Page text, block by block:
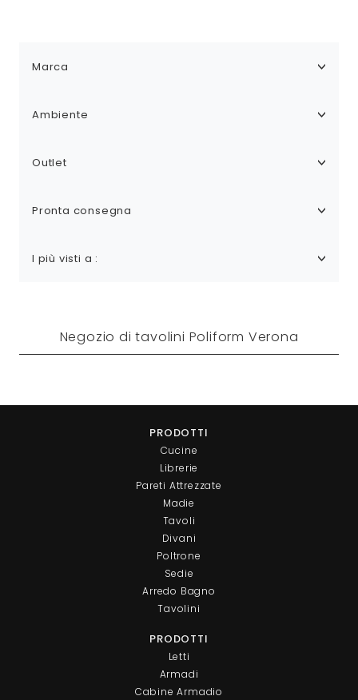
Marca
Ambiente
Outlet
Pronta consegna
I più visti a :
Negozio di tavolini Poliform Verona
PRODOTTI
Cucine
Librerie
Pareti Attrezzate
Madie
Tavoli
Divani
Poltrone
Sedie
Arredo Bagno
Tavolini
PRODOTTI
Letti
Armadi
Cabine Armadio